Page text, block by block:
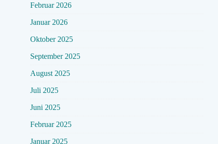
Februar 2026
Januar 2026
Oktober 2025
September 2025
August 2025
Juli 2025
Juni 2025
Februar 2025
Januar 2025